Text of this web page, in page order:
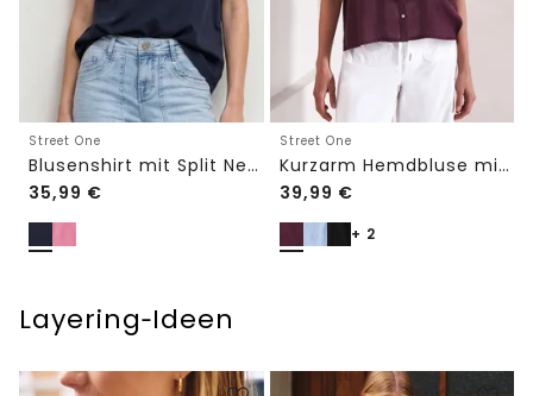
Street One
Blusenshirt mit Split Neck und Volant-Ärmeln
35,99 €
Street One
Kurzarm Hemdbluse mit Turn-Up-Details
39,99 €
+ 2
Layering‑Ideen